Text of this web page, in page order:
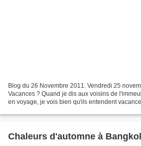
Blog du 26 Novembre 2011. Vendredi 25
Vacances ? Quand je dis aux voisins de
en voyage, je vois bien qu'ils entendent